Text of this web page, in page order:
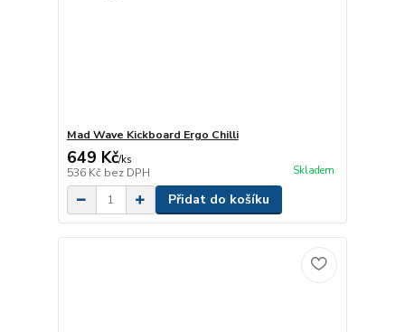
Mad Wave Kickboard Ergo Chilli
649 Kč/ks
536 Kč bez DPH Skladem
Přidat do košíku